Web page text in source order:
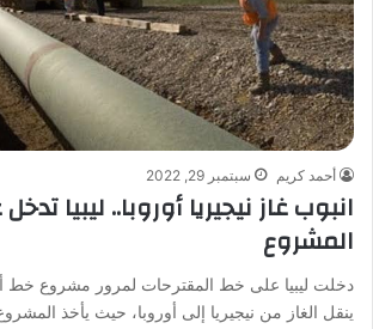
أحمد كريم سبتمبر 29, 2022
انبوب غاز نيجيريا أوروبا.. ليبيا
المشروع
دخلت ليبيا على خط المقترحات لمرور مشروع خط
ينقل الغاز من نيجيريا إلى أوروبا، حيث يأخذ